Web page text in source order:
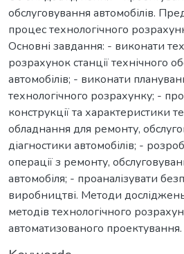
обслуговування автомобілів.
процес технологічного
Основні завдання: - виконати
розрахунок станції технічного
автомобілів; - виконати
технологічного розрахунку; -
конструкції та характеристики
обладнання для ремонту,
діагностики автомобілів; -
операції з ремонту,
автомобіля; - проаналізувати
виробництві. Методи
методів технологічного
автоматизованого проектування.